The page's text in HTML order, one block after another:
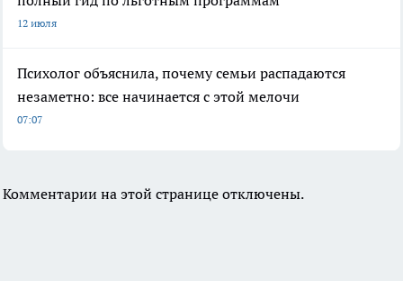
12 июля
Психолог объяснила, почему семьи распадаются
незаметно: все начинается с этой мелочи
07:07
Комментарии на этой странице отключены.